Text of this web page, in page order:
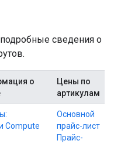
сведения о
о
Цены по
артикулам
Compute
Основной
прайс-лист
Прайс-